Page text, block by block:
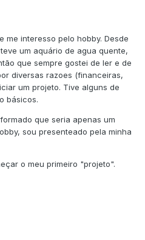
me interesso pelo hobby. Desde
um aquário de agua quente,
que sempre gostei de ler e de
diversas razoes (financeiras,
um projeto. Tive alguns de
básicos.
que seria apenas um
sou presenteado pela minha
o meu primeiro "projeto".